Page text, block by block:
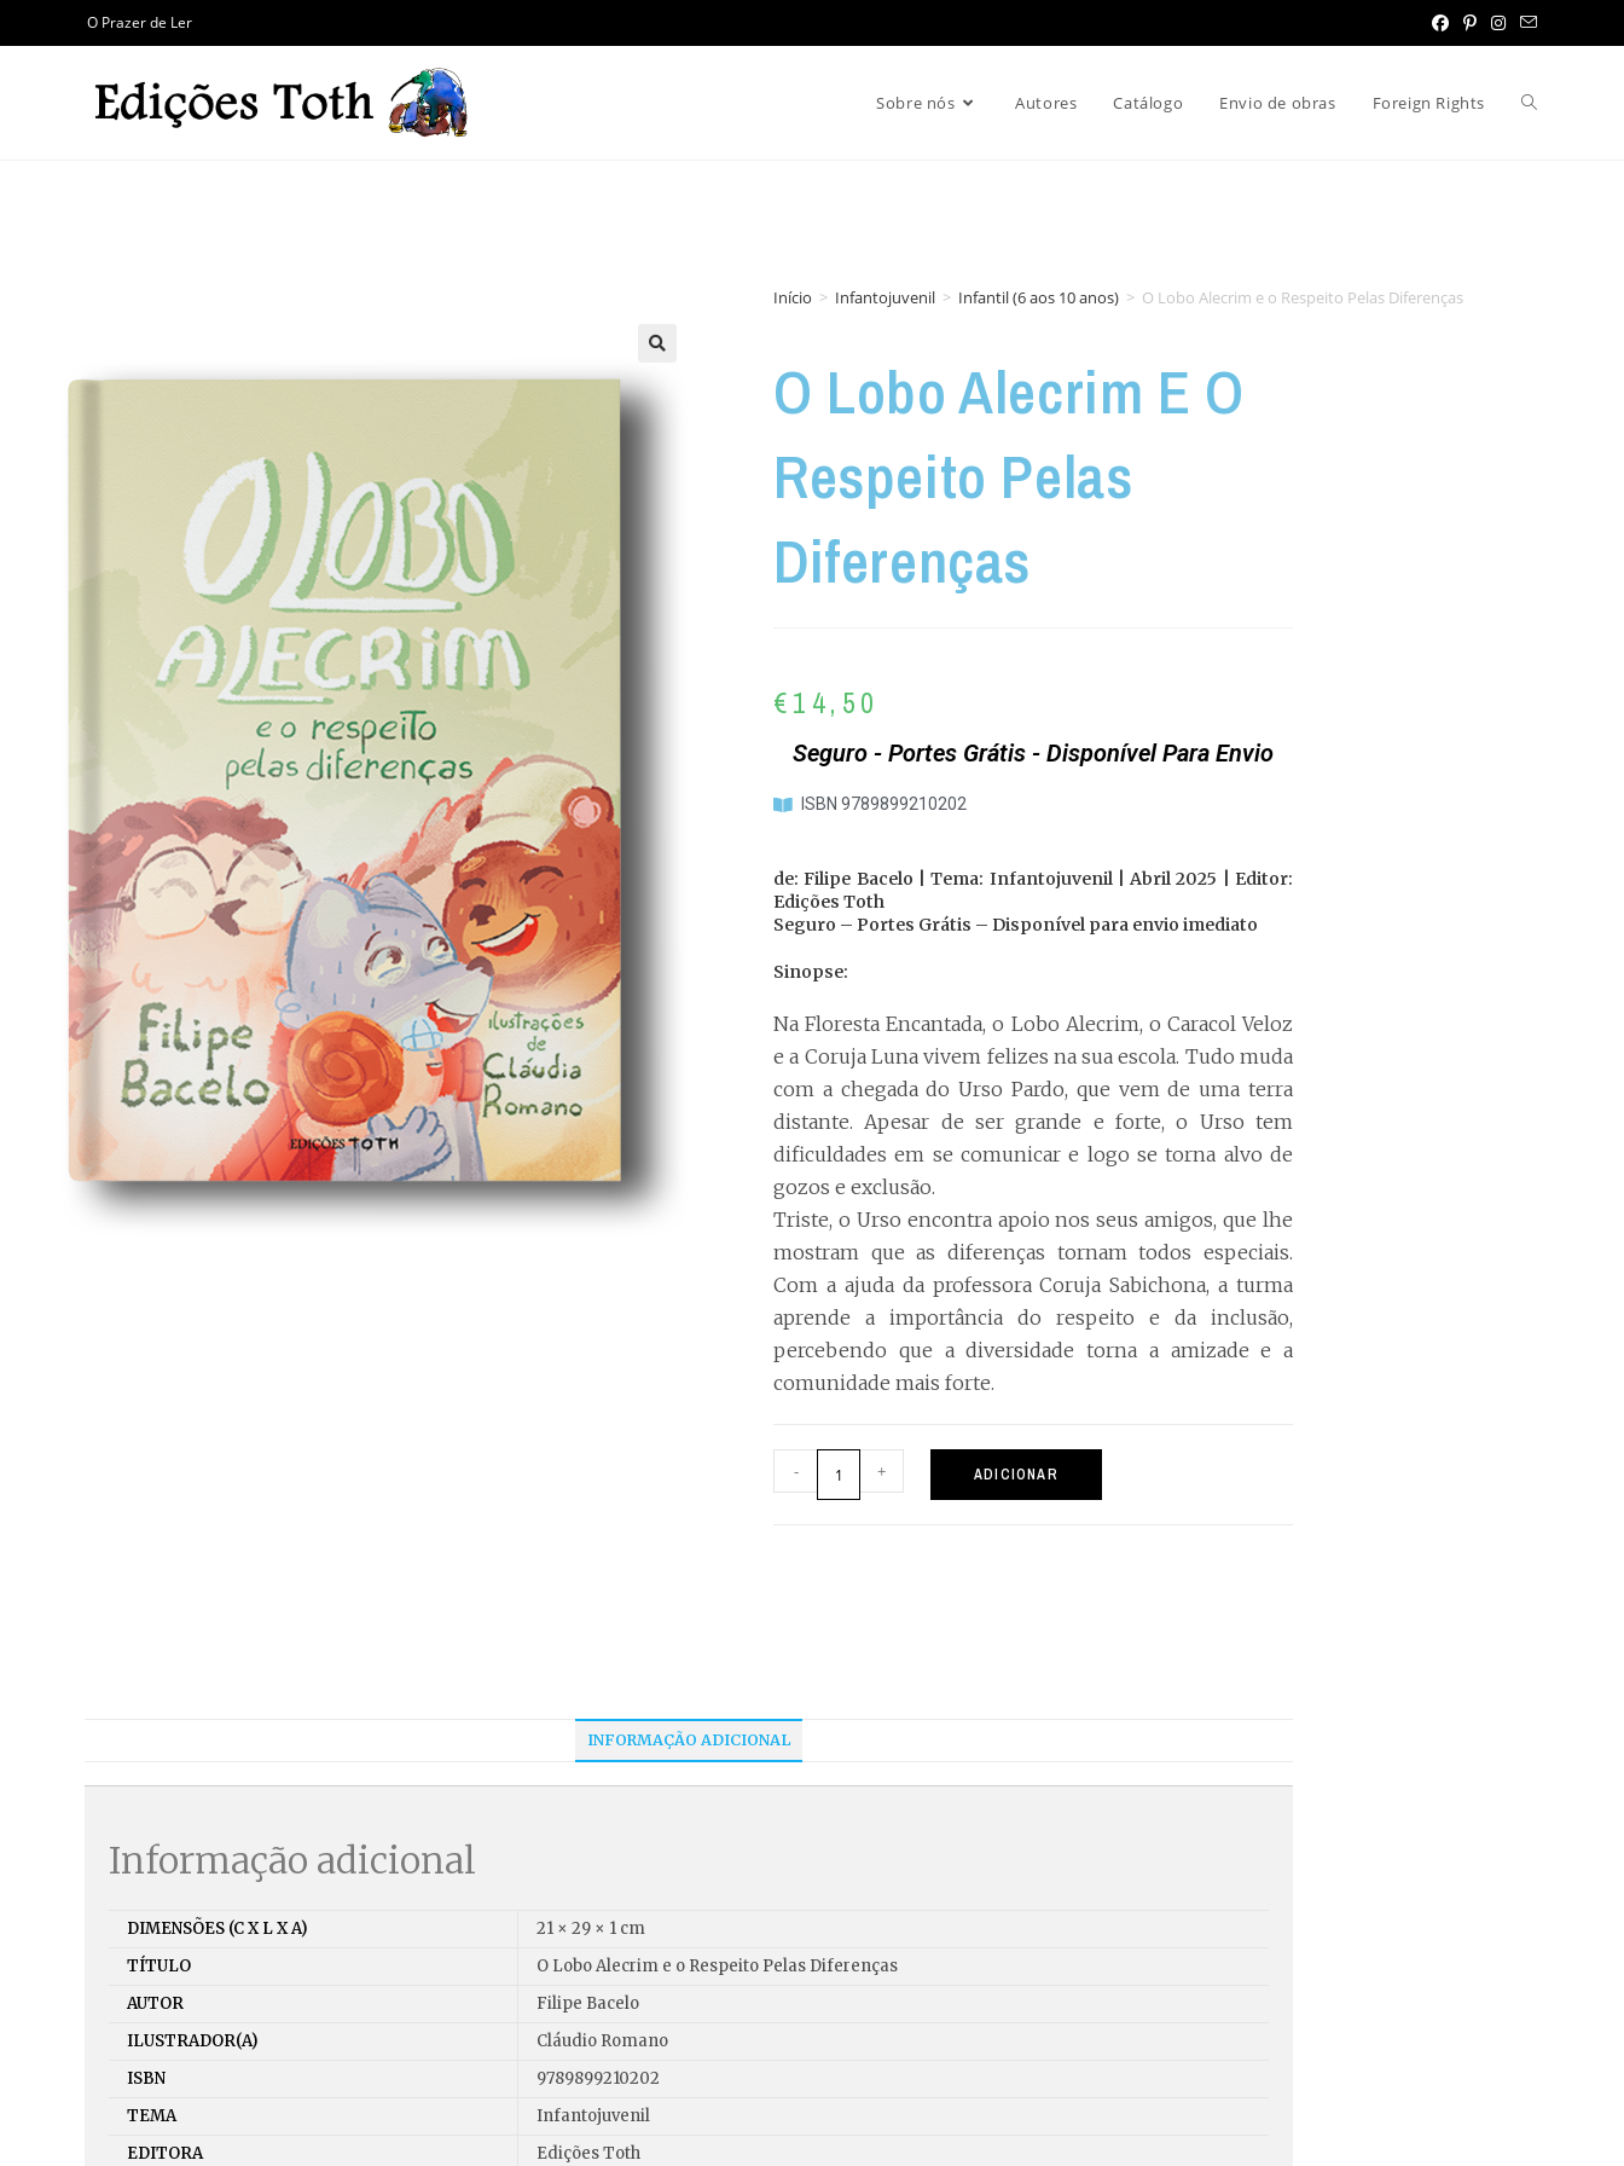
O Prazer de Ler
Sobre nós Autores Catálogo Envio de obras Foreign Rights
Início > Infantojuvenil > Infantil (6 aos 10 anos) > O Lobo Alecrim e o Respeito Pelas Diferenças
O Lobo Alecrim E O
Respeito Pelas
Diferenças
€14,50
Seguro - Portes Grátis - Disponível Para Envio
ISBN 9789899210202
de: Filipe Bacelo | Tema: Infantojuvenil | Abril 2025 | Editor:
Edições Toth
Seguro – Portes Grátis – Disponível para envio imediato
Sinopse:
Na Floresta Encantada, o Lobo Alecrim, o Caracol Veloz
e a Coruja Luna vivem felizes na sua escola. Tudo muda
com a chegada do Urso Pardo, que vem de uma terra
distante. Apesar de ser grande e forte, o Urso tem
dificuldades em se comunicar e logo se torna alvo de
gozos e exclusão.
Triste, o Urso encontra apoio nos seus amigos, que lhe
mostram que as diferenças tornam todos especiais.
Com a ajuda da professora Coruja Sabichona, a turma
aprende a importância do respeito e da inclusão,
percebendo que a diversidade torna a amizade e a
comunidade mais forte.
- + ADICIONAR
INFORMAÇÃO ADICIONAL
Informação adicional
DIMENSÕES (C X L X A)
21 × 29 × 1 cm
TÍTULO
O Lobo Alecrim e o Respeito Pelas Diferenças
AUTOR
Filipe Bacelo
ILUSTRADOR(A)
Cláudio Romano
ISBN
9789899210202
TEMA
Infantojuvenil
EDITORA
Edições Toth